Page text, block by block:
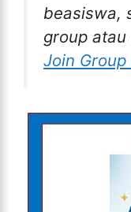
beasiswa,
group
Join